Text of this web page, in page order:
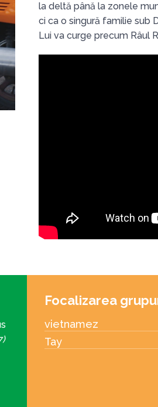
la deltă până la zonele
ci ca o singură familie sub
Lui va curge precum Râul
Focalizarea
vietnamez
Tay